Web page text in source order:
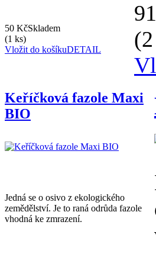
50 KčSkladem
(1 ks)
Vložit do košíkuDETAIL
Keříčková fazole Maxi
BIO
Jedná se o osivo z ekologického
zemědělství. Je to raná odrůda fazole
vhodná ke zmrazení.